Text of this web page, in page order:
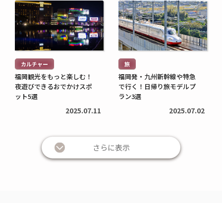
続
き
を
読
む
> カルチャー
福岡観光をもっと楽しむ！
夜遊びできるおでかけスポ
ット5選
2025.07.11
続
き
を
読
む
> 旅
福岡発・九州新幹線や特急
で行く！日帰り旅モデルプ
ラン3選
2025.07.02
さらに表示